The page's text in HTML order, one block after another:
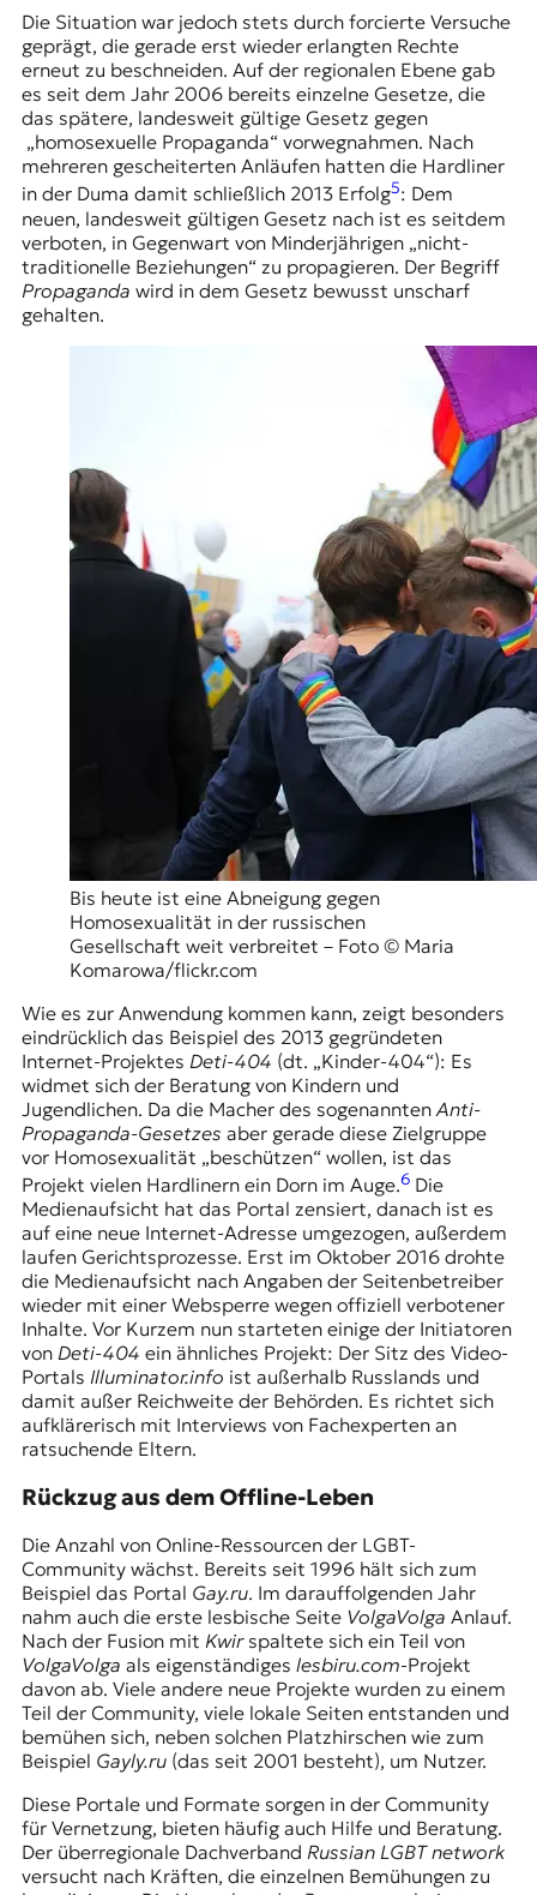
Die Situation war jedoch stets durch forcierte Versuche
geprägt, die gerade erst wieder erlangten Rechte
erneut zu beschneiden. Auf der regionalen Ebene gab
es seit dem Jahr 2006 bereits einzelne Gesetze, die
das spätere, landesweit gültige Gesetz gegen
„homosexuelle Propaganda“ vorwegnahmen. Nach
mehreren gescheiterten Anläufen hatten die Hardliner
in der Duma damit schließlich 2013 Erfolg5: Dem
neuen, landesweit gültigen Gesetz nach ist es seitdem
verboten, in Gegenwart von Minderjährigen „nicht-
traditionelle Beziehungen“ zu propagieren. Der Begriff
Propaganda wird in dem Gesetz bewusst unscharf
gehalten.
Bis heute ist eine Abneigung gegen
Homosexualität in der russischen
Gesellschaft weit verbreitet – Foto © Maria
Komarowa/flickr.com
Wie es zur Anwendung kommen kann, zeigt besonders
eindrücklich das Beispiel des 2013 gegründeten
Internet-Projektes Deti-404 (dt. „Kinder-404“): Es
widmet sich der Beratung von Kindern und
Jugendlichen. Da die Macher des sogenannten Anti-
Propaganda-Gesetzes aber gerade diese Zielgruppe
vor Homosexualität „beschützen“ wollen, ist das
Projekt vielen Hardlinern ein Dorn im Auge.6Die
Medienaufsicht hat das Portal zensiert, danach ist es
auf eine neue Internet-Adresse umgezogen, außerdem
laufen Gerichtsprozesse. Erst im Oktober 2016 drohte
die Medienaufsicht nach Angaben der Seitenbetreiber
wieder mit einer Websperre wegen offiziell verbotener
Inhalte. Vor Kurzem nun starteten einige der Initiatoren
von Deti-404 ein ähnliches Projekt: Der Sitz des Video-
Portals Illuminator.info ist außerhalb Russlands und
damit außer Reichweite der Behörden. Es richtet sich
aufklärerisch mit Interviews von Fachexperten an
ratsuchende Eltern.
Rückzug aus dem Offline-Leben
Die Anzahl von Online-Ressourcen der LGBT-
Community wächst. Bereits seit 1996 hält sich zum
Beispiel das Portal Gay.ru. Im darauffolgenden Jahr
nahm auch die erste lesbische Seite VolgaVolga Anlauf.
Nach der Fusion mit Kwirspaltete sich ein Teil von
VolgaVolga als eigenständiges lesbiru.com-Projekt
davon ab. Viele andere neue Projekte wurden zu einem
Teil der Community, viele lokale Seiten entstanden und
bemühen sich, neben solchen Platzhirschen wie zum
Beispiel Gayly.ru(das seit 2001 besteht), um Nutzer.
Diese Portale und Formate sorgen in der Community
für Vernetzung, bieten häufig auch Hilfe und Beratung.
Der überregionale Dachverband Russian LGBT network
versucht nach Kräften, die einzelnen Bemühungen zu